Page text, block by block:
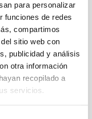
para personalizar
funciones de redes
compartimos
sitio web con
publicidad y análisis
otra información
recopilado a
servicios.
encuentre la sede del
o La Palma).
: Los aspirantes no
deben tener en
con el IAC deben estar
para residir y
sistema de aplicación